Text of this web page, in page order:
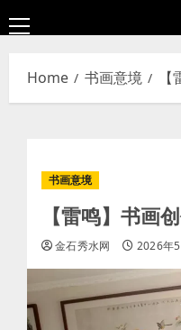
Primary
Menu
Home 书画意境
书画意境
【雷鸣】书画
金石秀水网 2026年